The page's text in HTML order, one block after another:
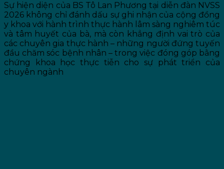
Sự hiện diện của BS Tô Lan Phương tại diễn đàn NVSS
2026 không chỉ đánh dấu sự ghi nhận của cộng đồng
y khoa với hành trình thực hành lâm sàng nghiêm túc
và tâm huyết của bà, mà còn khẳng định vai trò của
các chuyên gia thực hành – những người đứng tuyến
đầu chăm sóc bệnh nhân – trong việc đóng góp bằng
chứng khoa học thực tiễn cho sự phát triển của
chuyên ngành